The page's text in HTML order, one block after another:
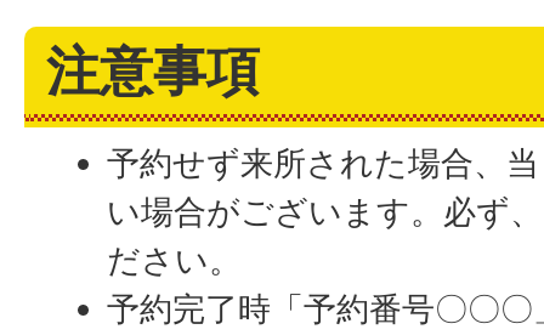
注意事項
予約せず来所された場合、
い場合がございます。必ず
ださい。
予約完了時「予約番号〇〇